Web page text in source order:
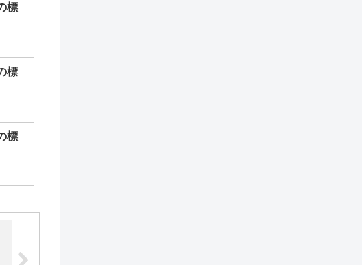
標
標
標